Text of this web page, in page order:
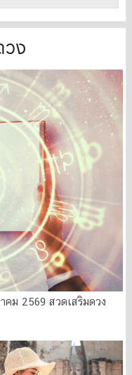
ง
ม 2569 สวดเสริมดวง